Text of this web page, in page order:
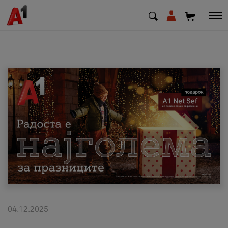
МК EN SQ
Приватни Деловни
Поддршка
Надополни кредит
04.12.2025